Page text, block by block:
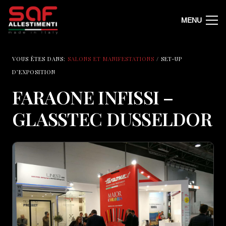
MENU
VOUS ÊTES DANS: SALONS ET MANIFESTATIONS / SET-UP
D’EXPOSITION
FARAONE INFISSI –
GLASSTEC DUSSELDOR